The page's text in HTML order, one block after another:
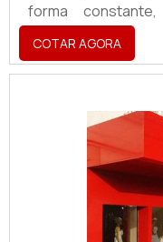
forma
grandes frotas,
Essas marcas
veículos como
eficientesEsse
realizado de
empresas
porque um
maneira imprecisa
COTAR AGORA